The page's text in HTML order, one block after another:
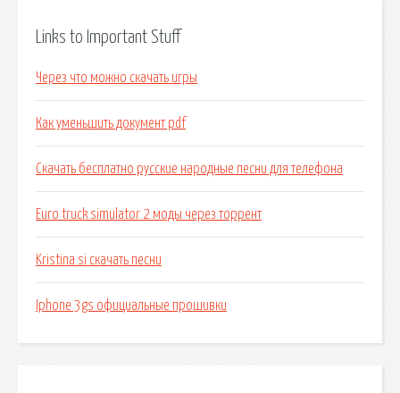
Links to Important Stuff
Через что можно скачать игры
Как уменьшить документ pdf
Скачать бесплатно русские народные песни для телефона
Euro truck simulator 2 моды через торрент
Kristina si скачать песни
Iphone 3gs официальные прошивки